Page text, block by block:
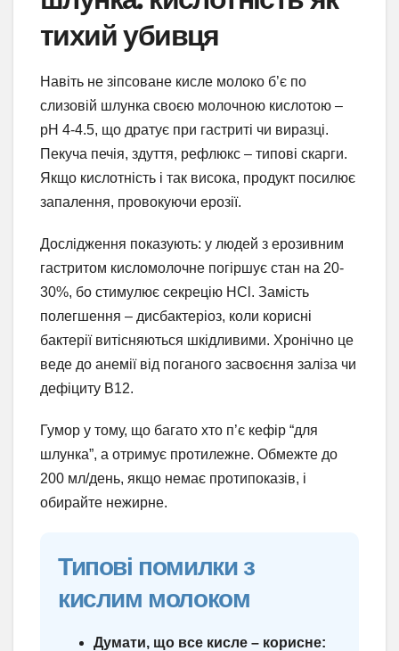
тихий убивця
Навіть не зіпсоване кисле молоко б’є по
слизовій шлунка своєю молочною кислотою –
pH 4-4.5, що дратує при гастриті чи виразці.
Пекуча печія, здуття, рефлюкс – типові скарги.
Якщо кислотність і так висока, продукт посилює
запалення, провокуючи ерозії.
Дослідження показують: у людей з ерозивним
гастритом кисломолочне погіршує стан на 20-
30%, бо стимулює секрецію HCl. Замість
полегшення – дисбактеріоз, коли корисні
бактерії витісняються шкідливими. Хронічно це
веде до анемії від поганого засвоєння заліза чи
дефіциту B12.
Гумор у тому, що багато хто п’є кефір “для
шлунка”, а отримує протилежне. Обмежте до
200 мл/день, якщо немає протипоказів, і
обирайте нежирне.
Типові помилки з
кислим молоком
Думати, що все кисле – корисне: